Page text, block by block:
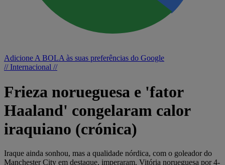
Adicione A BOLA às suas preferências do Google
// Internacional //
Frieza norueguesa e 'fator
Haaland' congelaram calor
iraquiano (crónica)
Iraque ainda sonhou, mas a qualidade nórdica, com o goleador do
Manchester City em destaque, imperaram. Vitória norueguesa por 4-